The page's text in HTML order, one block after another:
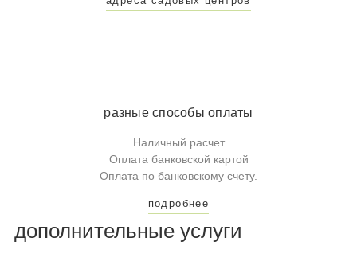
разные способы оплаты
Наличный расчет
Оплата банковской картой
Оплата по банковскому счету.
подробнее
дополнительные услуги